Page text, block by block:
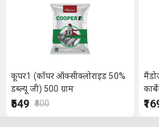
कूपर1 (कॉपर ऑक्सीक्लोराइड 50%
डब्ल्यू जी) 500 ग्राम
₹549 ₹800